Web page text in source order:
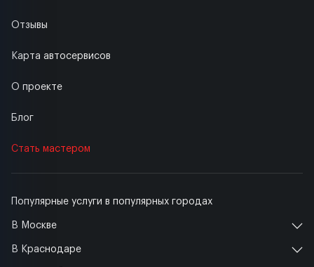
Популярные услуги в популярных городах
В Москве
В Краснодаре
Отзывы
Карта автосервисов
О проекте
Блог
Стать мастером